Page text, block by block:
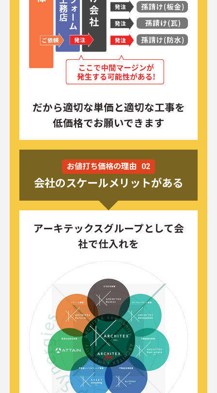
だから適切な単価と適切な工事を
低価格でお願いできます
お値打ち価格の理由 02
会社のスケールメリットがある
アーキテックスグループとして会
社で仕入れを